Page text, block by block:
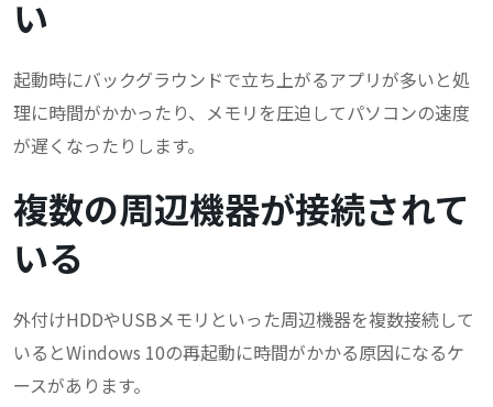
い
起動時にバックグラウンドで立ち上がるアプリが多いと処
理に時間がかかったり、メモリを圧迫してパソコンの速度
が遅くなったりします。
複数の周辺機器が接続されて
いる
外付けHDDやUSBメモリといった周辺機器を複数接続して
いるとWindows 10の再起動に時間がかかる原因になるケ
ースがあります。